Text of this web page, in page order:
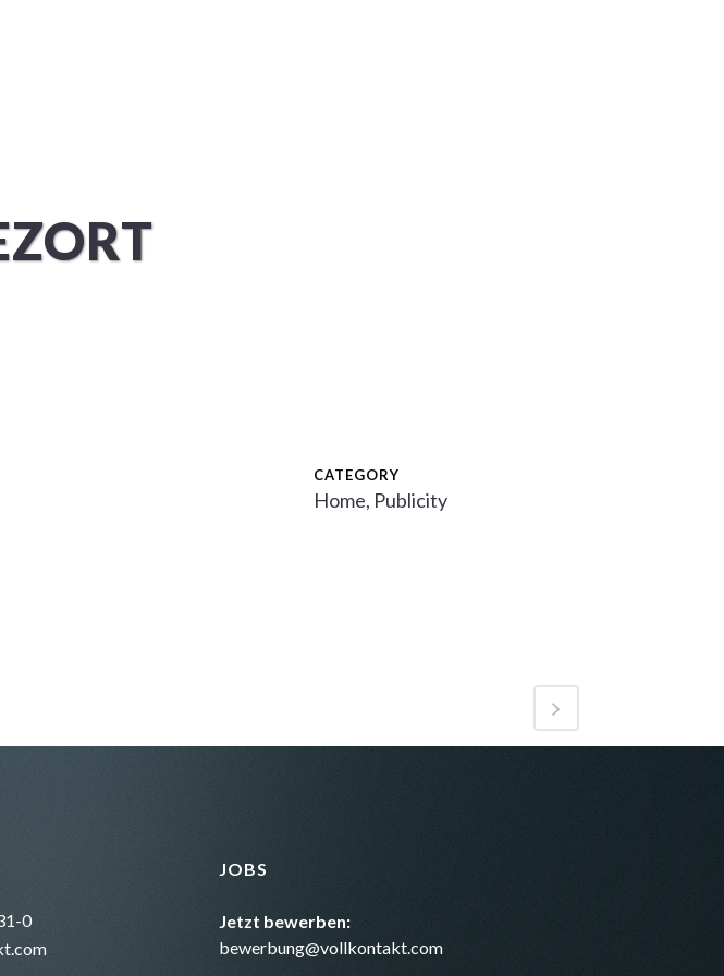
CATEGORY
Home, Publicity
0
JOBS
Jetzt bewerben:
bewerbung@vollkontakt.com